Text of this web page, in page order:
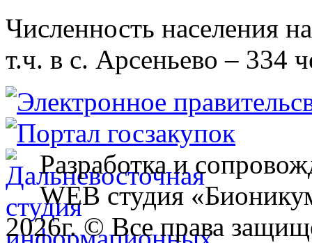
Численность населения
т.ч. в с. Арсеньево – 334
Разработка и
WEB студия
2026г. © Все права